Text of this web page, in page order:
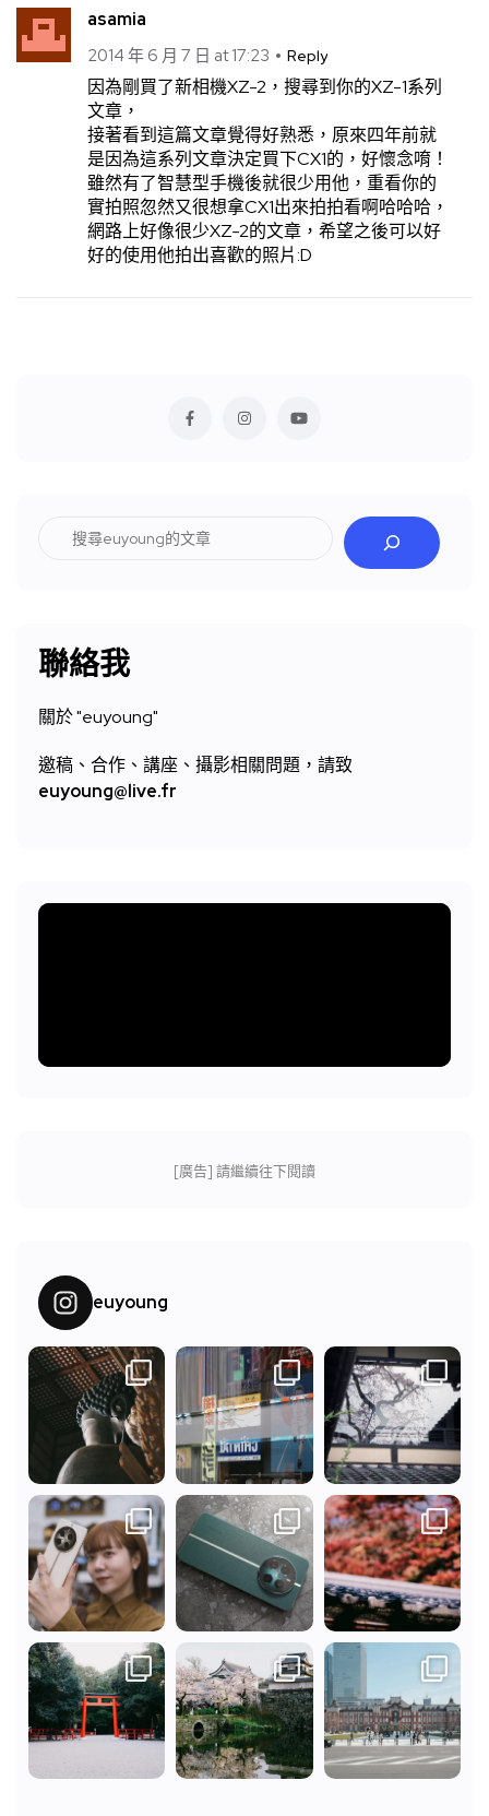
asamia
2014 年 6 月 7 日 at 17:23 Reply
因為剛買了新相機XZ-2，搜尋到你的XZ-1系列
文章，
接著看到這篇文章覺得好熟悉，原來四年前就
是因為這系列文章決定買下CX1的，好懷念唷！
雖然有了智慧型手機後就很少用他，重看你的
實拍照忽然又很想拿CX1出來拍拍看啊哈哈哈，
網路上好像很少XZ-2的文章，希望之後可以好
好的使用他拍出喜歡的照片:D
聯絡我
關於 "euyoung"
邀稿、合作、講座、攝影相關問題，請致
euyoung@live.fr
[廣告] 請繼續往下閱讀
euyoung